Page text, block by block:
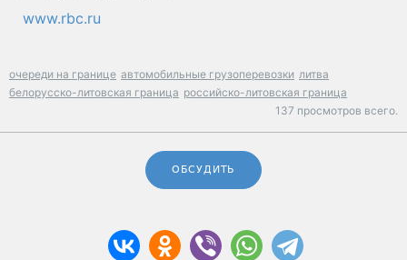
www.rbc.ru
очереди на границе автомобильные грузоперевозки литва
белорусско-литовская граница российско-литовская граница
137 просмотров всего.
ОБСУДИТЬ